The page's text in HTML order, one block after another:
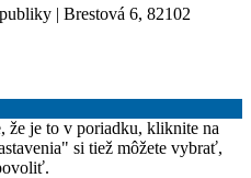
| Brestová 6, 82102
že je to v poriadku, kliknite na
si tiež môžete vybrať,